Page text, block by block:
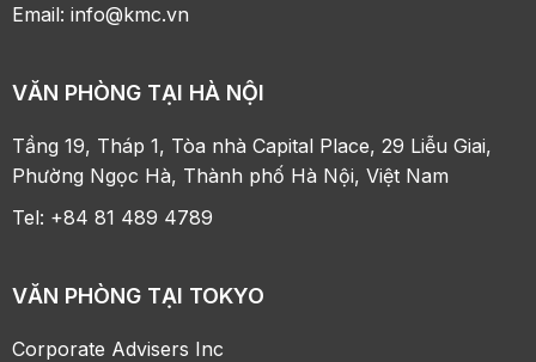
Email:info@kmc.vn
VĂN PHÒNG TẠI HÀ NỘI
Tầng 19, Tháp 1, Tòa nhà Capital Place, 29 Liễu Giai,
Phường Ngọc Hà, Thành phố Hà Nội, Việt Nam
Tel: +84 81 489 4789
VĂN PHÒNG TẠI TOKYO
Corporate Advisers Inc